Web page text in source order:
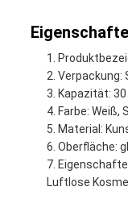
PRIVACY
POLICYVerpackung:
Kapazität: 30
Farbe: Weiß,
Material:
Oberfläche:
Luftlose